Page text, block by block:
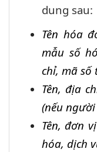
dung sau:
Tên hóa
mẫu số
chỉ, mã số
Tên, địa
(nếu
Tên, đơn
hóa, dịch